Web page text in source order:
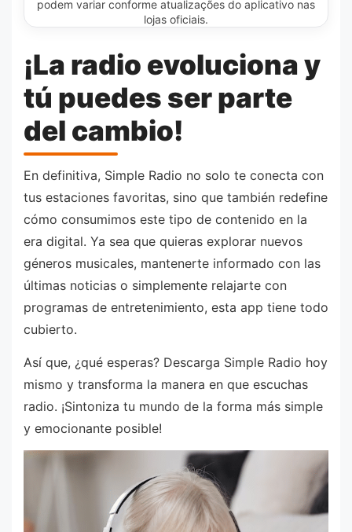
podem variar conforme atualizações do aplicativo nas
lojas oficiais.
¡La radio evoluciona y
tú puedes ser parte
del cambio!
En definitiva, Simple Radio no solo te conecta con
tus estaciones favoritas, sino que también redefine
cómo consumimos este tipo de contenido en la
era digital. Ya sea que quieras explorar nuevos
géneros musicales, mantenerte informado con las
últimas noticias o simplemente relajarte con
programas de entretenimiento, esta app tiene todo
cubierto.
Así que, ¿qué esperas? Descarga Simple Radio hoy
mismo y transforma la manera en que escuchas
radio. ¡Sintoniza tu mundo de la forma más simple
y emocionante posible!